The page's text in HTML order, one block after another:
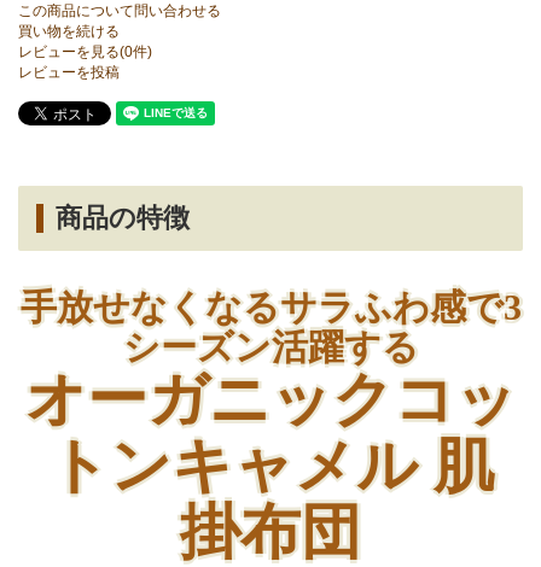
この商品について問い合わせる
買い物を続ける
レビューを見る(0件)
レビューを投稿
商品の特徴
手放せなくなるサラふわ感で3
シーズン活躍する
オーガニックコッ
トンキャメル 肌
掛布団